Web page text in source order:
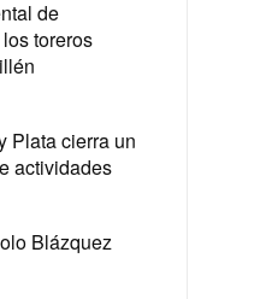
de
toreros
Plata cierra un
actividades
Blázquez